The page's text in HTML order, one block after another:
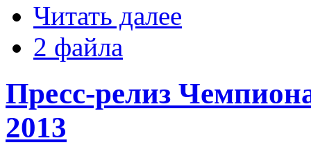
Читать далее
2 файла
Пресс-релиз
2013